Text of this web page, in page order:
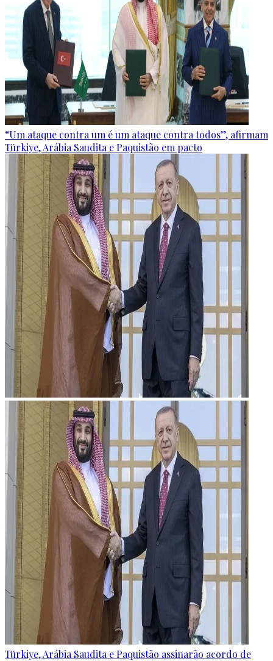
“Um ataque contra um é um ataque contra todos”, afirmam
Türkiye, Arábia Saudita e Paquistão em pacto
Türkiye, Arábia Saudita e Paquistão assinarão acordo de